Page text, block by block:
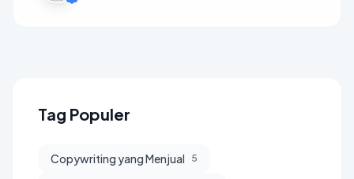
Tag Populer
Copywriting yang Menjual 5